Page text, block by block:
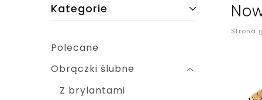
Strona
Kategorie
Polecane
Obrączki ślubne
Z brylantami